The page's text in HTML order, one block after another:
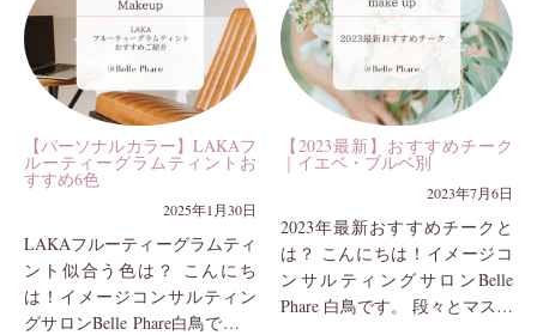
【パーソナルカラー】LAKAフ
ルーティーグラムティントお
すすめ6色
2025年1月30日
LAKAフルーティーグラムティ
ント似合う色は？ こんにち
は！イメージコンサルティン
グサロンBelle Phare白鳥です。
【2023最新】おすすめチーク
｜イエベ・ブルベ別
2023年7月6日
2023年最新おすすめチークと
は？ こんにちは！イメージコ
ンサルティングサロンBelle
Phare 白鳥です。 段々とマスク